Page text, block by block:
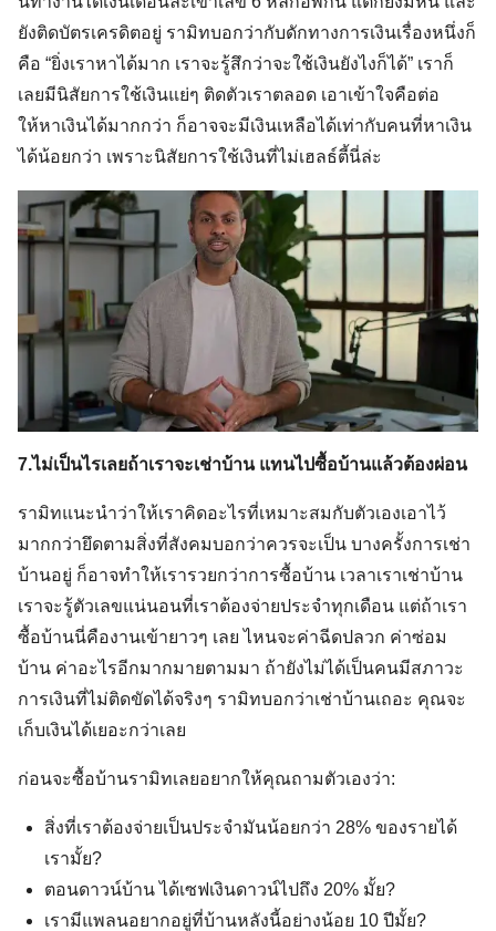
Search
for:
ยังติดบัตรเครดิตอยู่ รามิทบอกว่ากับดักทางการเงินเรื่องหนึ่งก็
คือ “ยิ่งเราหาได้มาก เราจะรู้สึกว่าจะใช้เงินยังไงก็ได้” เราก็
เลยมีนิสัยการใช้เงินแย่ๆ ติดตัวเราตลอด เอาเข้าใจคือต่อ
ให้หาเงินได้มากกว่า ก็อาจจะมีเงินเหลือได้เท่ากับคนที่หาเงิน
ได้น้อยกว่า เพราะนิสัยการใช้เงินที่ไม่เฮลธ์ตี้นี่ล่ะ
7.ไม่เป็นไรเลยถ้าเราจะเช่าบ้าน แทนไปซื้อบ้านแล้วต้องผ่อน
รามิทแนะนำว่าให้เราคิดอะไรที่เหมาะสมกับตัวเองเอาไว้
มากกว่ายึดตามสิ่งที่สังคมบอกว่าควรจะเป็น บางครั้งการเช่า
บ้านอยู่ ก็อาจทำให้เรารวยกว่าการซื้อบ้าน เวลาเราเช่าบ้าน
เราจะรู้ตัวเลขแน่นอนที่เราต้องจ่ายประจำทุกเดือน แต่ถ้าเรา
ซื้อบ้านนี่คืองานเข้ายาวๆ เลย ไหนจะค่าฉีดปลวก ค่าซ่อม
บ้าน ค่าอะไรอีกมากมายตามมา ถ้ายังไม่ได้เป็นคนมีสภาวะ
การเงินที่ไม่ติดขัดได้จริงๆ รามิทบอกว่าเช่าบ้านเถอะ คุณจะ
เก็บเงินได้เยอะกว่าเลย
ก่อนจะซื้อบ้านรามิทเลยอยากให้คุณถามตัวเองว่า:
สิ่งที่เราต้องจ่ายเป็นประจำมันน้อยกว่า 28% ของรายได้
เรามั้ย?
ตอนดาวน์บ้าน ได้เซฟเงินดาวน์ไปถึง 20% มั้ย?
เรามีแพลนอยากอยู่ที่บ้านหลังนี้อย่างน้อย 10 ปีมั้ย?